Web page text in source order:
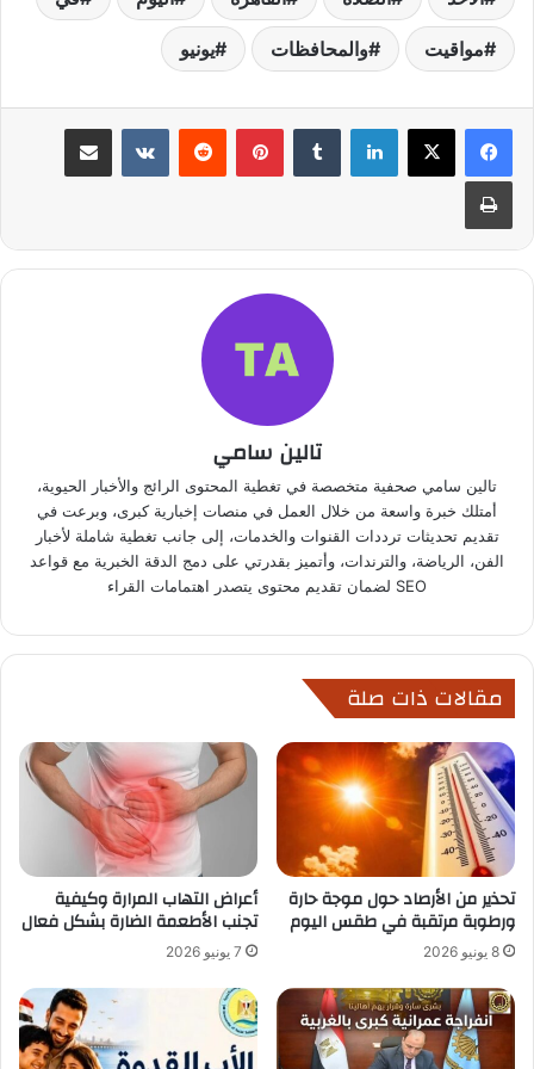
مواقيت والمحافظات يونيو
لينكدإن بينتيريست مشاركة عبر البريد
طباعة
تالين سامي
تالين سامي صحفية متخصصة في تغطية المحتوى الرائج والأخبار الحيوية،
أمتلك خبرة واسعة من خلال العمل في منصات إخبارية كبرى، وبرعت في
تقديم تحديثات ترددات القنوات والخدمات، إلى جانب تغطية شاملة لأخبار
الفن، الرياضة، والترندات، وأتميز بقدرتي على دمج الدقة الخبرية مع قواعد
SEO لضمان تقديم محتوى يتصدر اهتمامات القراء
مقالات ذات صلة
تحذير من الأرصاد حول موجة حارة
ورطوبة مرتقبة في طقس اليوم
8 يونيو 2026
أعراض التهاب المرارة وكيفية
تجنب الأطعمة الضارة بشكل فعال
7 يونيو 2026